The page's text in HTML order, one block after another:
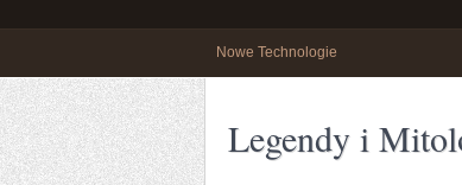
Nowe Technologie
Legendy i